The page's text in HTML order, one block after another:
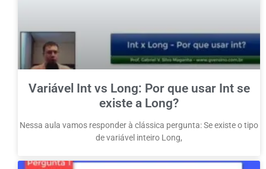
Variável Int vs Long: Por que usar Int se
existe a Long?
Nessa aula vamos responder à clássica pergunta: Se existe o tipo
de variável inteiro Long,